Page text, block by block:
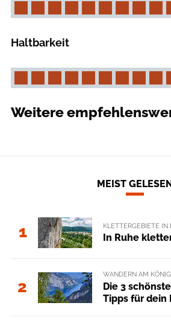
Haltbarkeit
Weitere
MEIST GELESEN
1 KLETTERGEBIETE
In Ruhe
2
WANDERN AM
Die 3
Tipps für dein